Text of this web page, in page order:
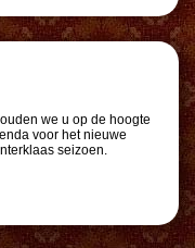
we u op de hoogte
voor het nieuwe
seizoen.